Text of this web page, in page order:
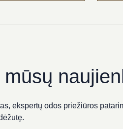
ekspertų odos priežiūros